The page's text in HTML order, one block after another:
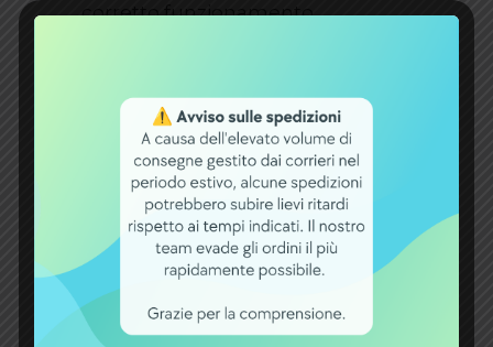
corretto funzionamento
sensibili
Conformità normativa: scuole,
ospedali, aeroporti, ecc
Installazioni in spazi ristretti
INFORMAZIONI AGGIUNTIVE